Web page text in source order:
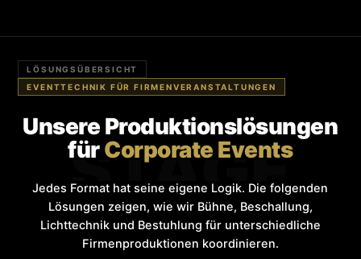
STAGE
LÖSUNGSÜBERSICHT
EVENTTECHNIK FÜR FIRMENVERANSTALTUNGEN
Unsere Produktionslösungen
fürCorporate Events
Jedes Format hat seine eigene Logik. Die folgenden
Lösungen zeigen, wie wir Bühne, Beschallung,
Lichttechnik und Bestuhlung für unterschiedliche
Firmenproduktionen koordinieren.